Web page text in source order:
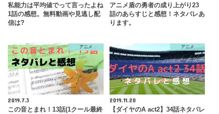
私能力は平均値でって言ったよね
1話の感想。無料動画や見逃し配
信は?
アニメ盾の勇者の成り上がり23
話のあらすじと感想！ネタバレあ
ります。
アニメ
2019.7.3
この音とまれ！13話(1クール最終
アニメ
2019.11.20
【ダイヤのA act2】34話ネタバレ